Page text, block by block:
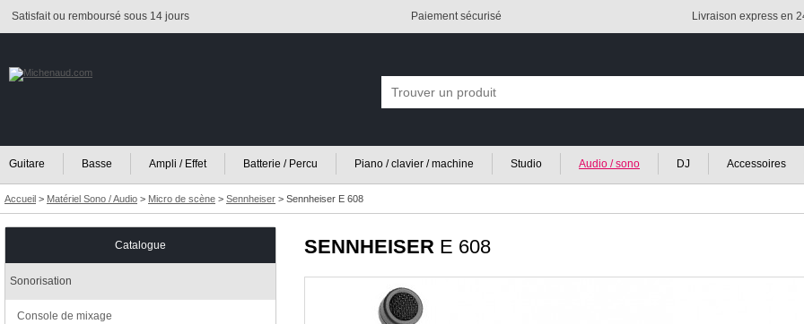
Satisfait ou remboursé sous 14 jours Paiement sécurisé Livraison express en
Guitare Basse Ampli / Effet Batterie / Percu Piano / clavier / machine Studio Audio / sono DJ Accessoires
Accueil > Matériel Sono / Audio > Micro de scène > Sennheiser > Sennheiser E 608
SENNHEISERE 608
Catalogue
Sonorisation
Console de mixage